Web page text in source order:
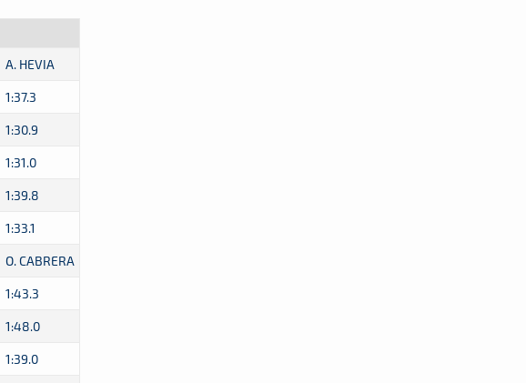
A. HEVIA
1:37.3
1:30.9
1:31.0
1:39.8
1:33.1
O. CABRERA
1:43.3
1:48.0
1:39.0